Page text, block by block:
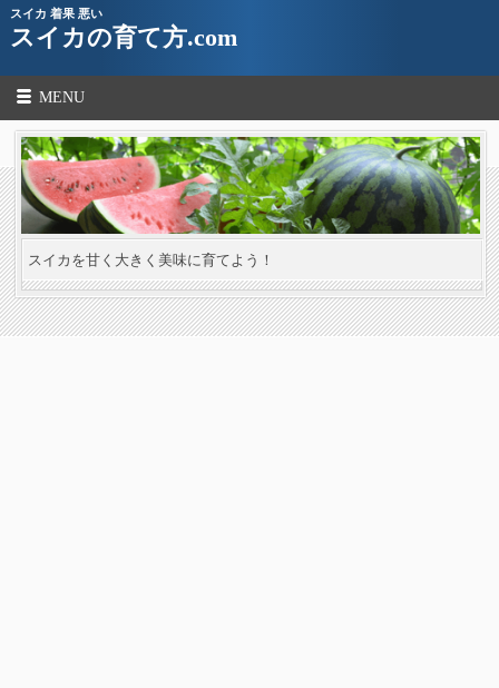
スイカ 着果 悪い
スイカの育て方.com
MENU
スイカを甘く大きく美味に育てよう！